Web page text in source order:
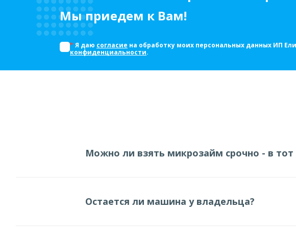
Мы приедем к Вам!
*Я даю согласие на обработку моих персональных данных ИП
конфиденциальности.
Можно ли взять микрозайм срочно - в тот
Остается ли машина у владельца?